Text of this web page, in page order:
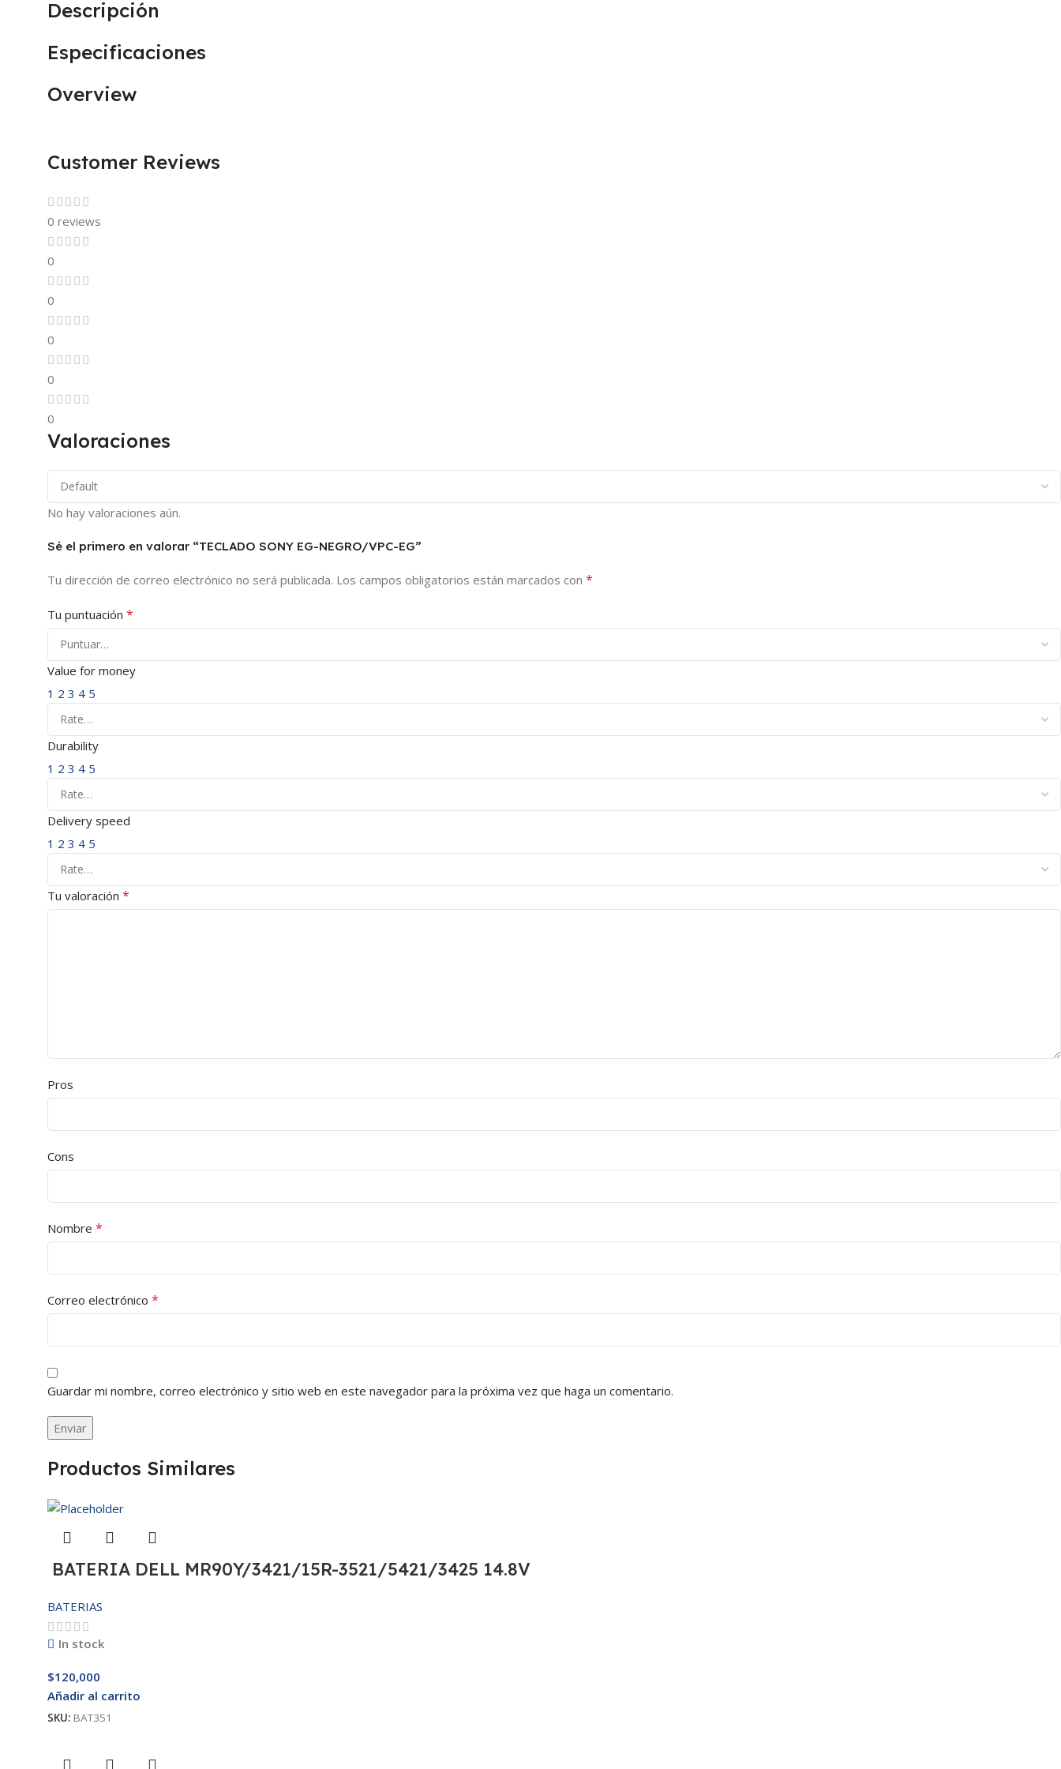
Descripción
Especificaciones
Overview
Customer Reviews
0 reviews
0
0
0
0
0
Valoraciones
No hay valoraciones aún.
Sé el primero en valorar “TECLADO SONY EG-NEGRO/VPC-EG”
Tu dirección de correo electrónico no será publicada. Los campos obligatorios están marcados con *
Tu puntuación *
Value for money
1 2 3 4 5
Durability
1 2 3 4 5
Delivery speed
1 2 3 4 5
Tu valoración *
Pros
Cons
Nombre *
Correo electrónico *
Guardar mi nombre, correo electrónico y sitio web en este navegador para la próxima vez que haga un comentario.
Productos Similares
BATERIA DELL MR90Y/3421/15R-3521/5421/3425 14.8V
BATERIAS
In stock
$120,000
Añadir al carrito
SKU: BAT351